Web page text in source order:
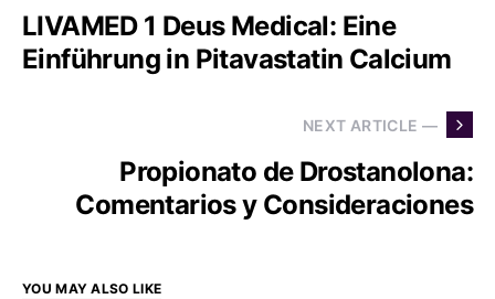
LIVAMED 1 Deus Medical: Eine
Einführung in Pitavastatin Calcium
NEXT ARTICLE —
Propionato de Drostanolona:
Comentarios y Consideraciones
YOU MAY ALSO LIKE